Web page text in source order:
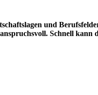
und
Schnell